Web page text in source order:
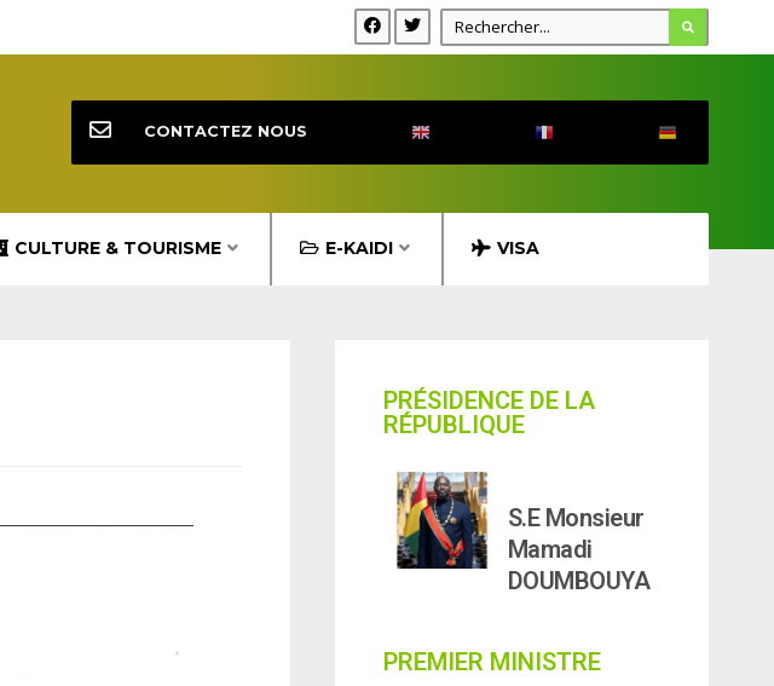
CULTURE & TOURISME E-KAIDI VISA
CONTACTEZ NOUS
PRÉSIDENCE DE LA
RÉPUBLIQUE
S.E Monsieur
Mamadi
DOUMBOUYA
PREMIER MINISTRE